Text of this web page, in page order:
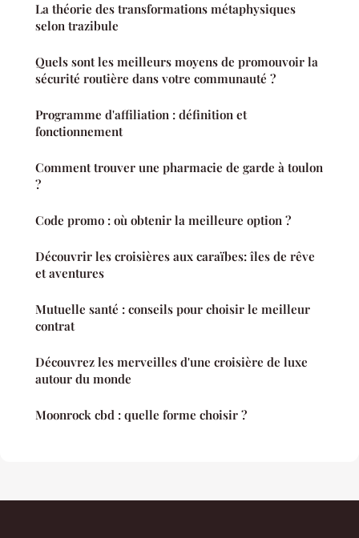
La théorie des transformations métaphysiques
selon trazibule
Quels sont les meilleurs moyens de promouvoir la
sécurité routière dans votre communauté ?
Programme d'affiliation : définition et
fonctionnement
Comment trouver une pharmacie de garde à toulon
?
Code promo : où obtenir la meilleure option ?
Découvrir les croisières aux caraïbes: îles de rêve
et aventures
Mutuelle santé : conseils pour choisir le meilleur
contrat
Découvrez les merveilles d'une croisière de luxe
autour du monde
Moonrock cbd : quelle forme choisir ?